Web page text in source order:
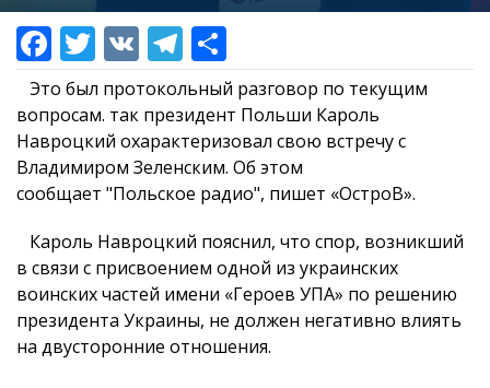
Это был протокольный разговор по текущим
вопросам. так президент Польши Кароль
Навроцкий охарактеризовал свою встречу с
Владимиром Зеленским. Об этом
сообщает "Польское радио", пишет «ОстроВ».
Кароль Навроцкий пояснил, что спор, возникший
в связи с присвоением одной из украинских
воинских частей имени «Героев УПА» по решению
президента Украины, не должен негативно влиять
на двусторонние отношения.